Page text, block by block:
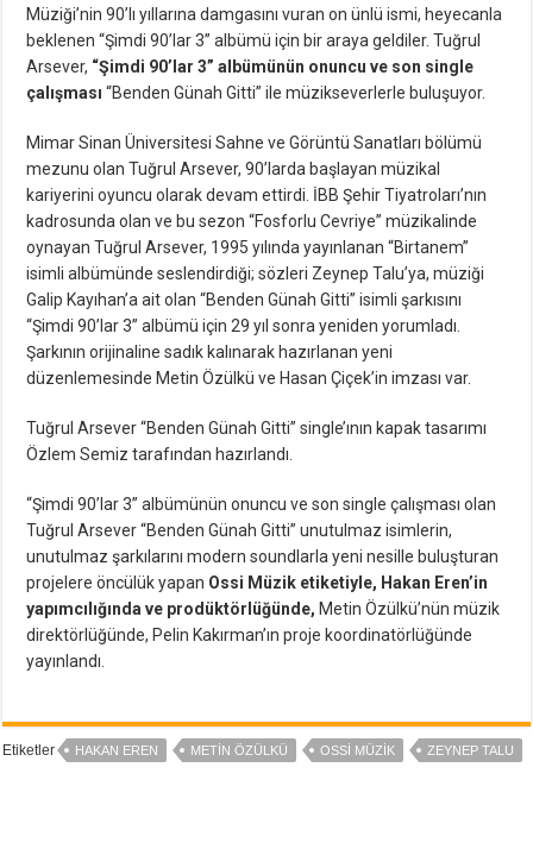
Müziği’nin 90’lı yıllarına damgasını vuran on ünlü ismi, heyecanla
beklenen “Şimdi 90’lar 3” albümü için bir araya geldiler. Tuğrul
Arsever, “Şimdi 90’lar 3” albümünün onuncu ve son single
çalışması “Benden Günah Gitti” ile müzikseverlerle buluşuyor.
Mimar Sinan Üniversitesi Sahne ve Görüntü Sanatları bölümü
mezunu olan Tuğrul Arsever, 90’larda başlayan müzikal
kariyerini oyuncu olarak devam ettirdi. İBB Şehir Tiyatroları’nın
kadrosunda olan ve bu sezon “Fosforlu Cevriye” müzikalinde
oynayan Tuğrul Arsever, 1995 yılında yayınlanan “Birtanem”
isimli albümünde seslendirdiği; sözleri Zeynep Talu’ya, müziği
Galip Kayıhan’a ait olan “Benden Günah Gitti” isimli şarkısını
“Şimdi 90’lar 3” albümü için 29 yıl sonra yeniden yorumladı.
Şarkının orijinaline sadık kalınarak hazırlanan yeni
düzenlemesinde Metin Özülkü ve Hasan Çiçek’in imzası var.
Tuğrul Arsever “Benden Günah Gitti” single’ının kapak tasarımı
Özlem Semiz tarafından hazırlandı.
“Şimdi 90’lar 3” albümünün onuncu ve son single çalışması olan
Tuğrul Arsever “Benden Günah Gitti” unutulmaz isimlerin,
unutulmaz şarkılarını modern soundlarla yeni nesille buluşturan
projelere öncülük yapan Ossi Müzik etiketiyle, Hakan Eren’in
yapımcılığında ve prodüktörlüğünde, Metin Özülkü’nün müzik
direktörlüğünde, Pelin Kakırman’ın proje koordinatörlüğünde
yayınlandı.
Etiketler HAKAN EREN METIN ÖZÜLKÜ OSSI MÜZIK ZEYNEP TALU